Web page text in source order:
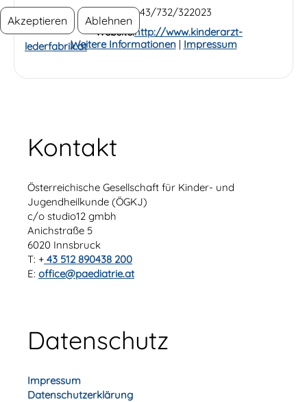
Telefon:+43/732/322023
Website:http://www.kinderarzt-
lederfabrik.at
Kontakt
Österreichische Gesellschaft für Kinder- und
Jugendheilkunde (ÖGKJ)
c/o studio12 gmbh
Anichstraße 5
6020 Innsbruck
T: + 43 512 890438 200
E: office@paediatrie.at
Datenschutz
Impressum
Datenschutzerklärung
Akzeptieren Ablehnen
Weitere Informationen| Impressum